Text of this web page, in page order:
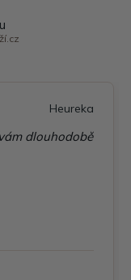
Heureka
dlouhodobě